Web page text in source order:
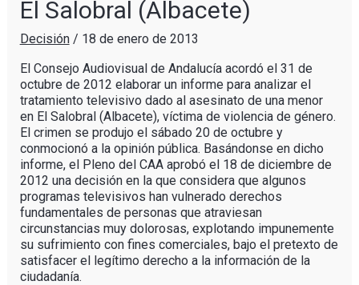
El Salobral (Albacete)
Decisión/ 18 de enero de 2013
El Consejo Audiovisual de Andalucía acordó el 31 de
octubre de 2012 elaborar un informe para analizar el
tratamiento televisivo dado al asesinato de una menor
en El Salobral (Albacete), víctima de violencia de género.
El crimen se produjo el sábado 20 de octubre y
conmocionó a la opinión pública. Basándonse en dicho
informe, el Pleno del CAA aprobó el 18 de diciembre de
2012 una decisión en la que considera que algunos
programas televisivos han vulnerado derechos
fundamentales de personas que atraviesan
circunstancias muy dolorosas, explotando impunemente
su sufrimiento con fines comerciales, bajo el pretexto de
satisfacer el legítimo derecho a la información de la
ciudadanía.